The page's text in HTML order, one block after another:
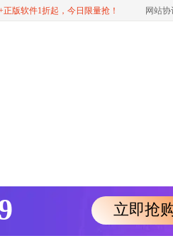
正版软件1折起，今日限量抢！ 网站协
立即抢